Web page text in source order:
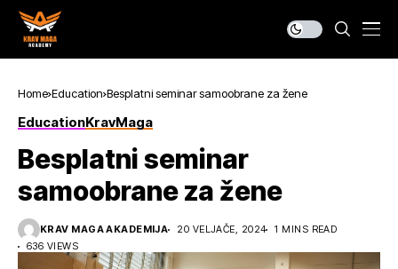
Home Education Besplatni seminar samoobrane za žene
EducationKravMaga
Besplatni seminar
samoobrane za žene
KRAV MAGA AKADEMIJA 20 VELJAČE, 2024
1 MINS READ
636 VIEWS